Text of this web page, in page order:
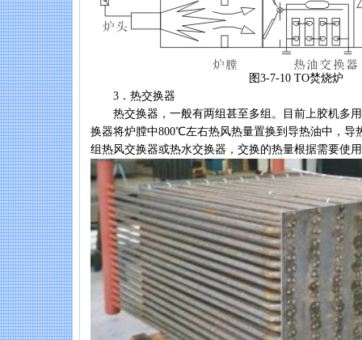
图3-7-10 TO焚烧炉
3．热交换器
热交换器，一般有两组甚至多组。目前上胶机多用
换器将炉膛中800℃左右热风热量置换到导热油中，导
组热风交换器或热水交换器，交换的热量根据需要使